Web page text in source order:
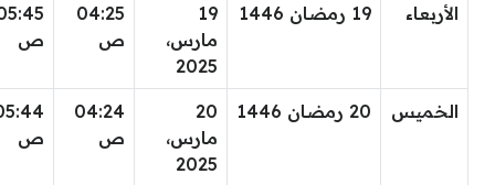
الأربعاء 19 رمضان 1446
19
مارس،
2025
04:25
ص
ص
الخميس 20 رمضان 1446
20
مارس،
2025
04:24
ص
ص